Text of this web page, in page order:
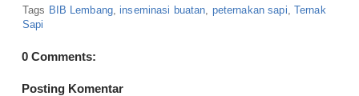
Tags BIB Lembang,inseminasi buatan, peternakan sapi, Ternak
Sapi
0 Comments:
Posting Komentar